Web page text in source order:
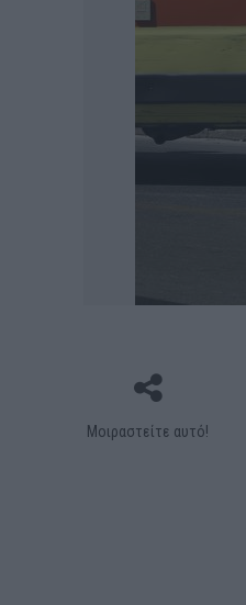
Μοιραστείτε αυτό!